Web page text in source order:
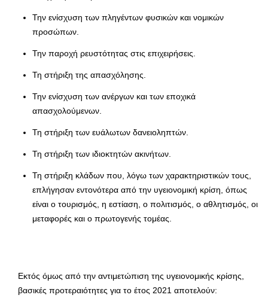
Την ενίσχυση των πληγέντων φυσικών και νομικών
προσώπων.
Την παροχή ρευστότητας στις επιχειρήσεις.
Τη στήριξη της απασχόλησης.
Την ενίσχυση των ανέργων και των εποχικά
απασχολούμενων.
Τη στήριξη των ευάλωτων δανειοληπτών.
Τη στήριξη των ιδιοκτητών ακινήτων.
Τη στήριξη κλάδων που, λόγω των χαρακτηριστικών τους,
επλήγησαν εντονότερα από την υγειονομική κρίση, όπως
είναι ο τουρισμός, η εστίαση, ο πολιτισμός, ο αθλητισμός, οι
μεταφορές και ο πρωτογενής τομέας.
Εκτός όμως από την αντιμετώπιση της υγειονομικής κρίσης,
βασικές προτεραιότητες για το έτος 2021 αποτελούν: